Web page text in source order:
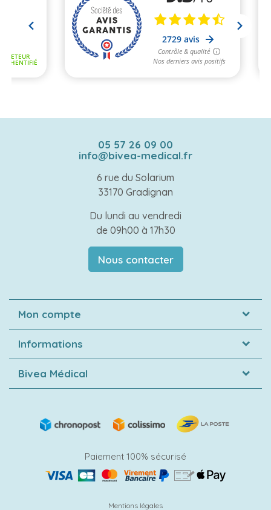
05 57 26 09 00
info@bivea-medical.fr
6 rue du Solarium
33170 Gradignan
Du lundi au vendredi
de 09h00 à 17h30
Nous contacter
Mon compte
Informations
Bivea Médical
Paiement 100% sécurisé
Mentions légales